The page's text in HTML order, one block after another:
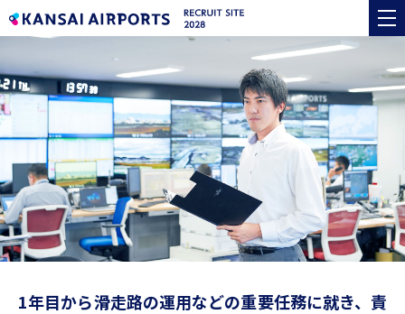
1年目から滑走路の運用などの重要任務に就き、責